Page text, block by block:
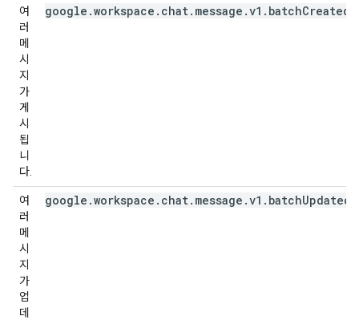
여
러
메
시
지
가
게
시
됩
니
다.
google.workspace.chat.message.v1.batchCreated
여
러
메
시
지
가
업
데
google.workspace.chat.message.v1.batchUpdated